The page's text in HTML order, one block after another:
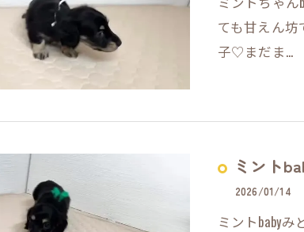
ても甘えん
子♡まだま…
ミント
2026/01/14
ミントbaby